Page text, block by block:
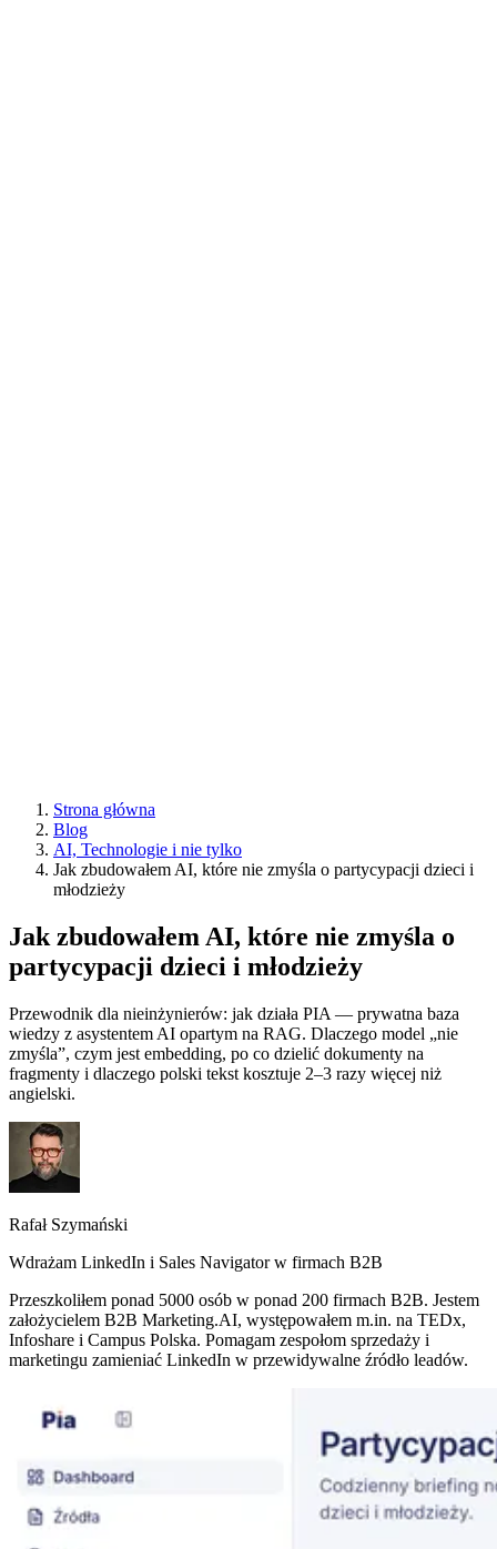
Strona główna
Blog
AI, Technologie i nie tylko
Jak zbudowałem AI, które nie zmyśla o partycypacji dzieci i
młodzieży
Jak zbudowałem AI, które nie zmyśla o
partycypacji dzieci i młodzieży
Przewodnik dla nieinżynierów: jak działa PIA — prywatna baza
wiedzy z asystentem AI opartym na RAG. Dlaczego model „nie
zmyśla”, czym jest embedding, po co dzielić dokumenty na
fragmenty i dlaczego polski tekst kosztuje 2–3 razy więcej niż
angielski.
Rafał Szymański
Wdrażam LinkedIn i Sales Navigator w firmach B2B
Przeszkoliłem ponad 5000 osób w ponad 200 firmach B2B. Jestem
założycielem B2B Marketing.AI, występowałem m.in. na TEDx,
Infoshare i Campus Polska. Pomagam zespołom sprzedaży i
marketingu zamieniać LinkedIn w przewidywalne źródło leadów.